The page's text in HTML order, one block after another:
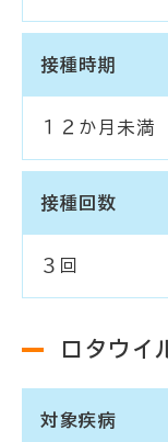
接種時期
１２か月未満
接種回数
３回
ロタウイ
対象疾病